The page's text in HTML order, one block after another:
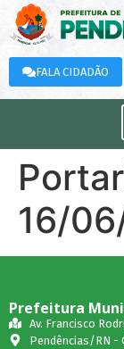
FALA CIDADÃO
16/
Prefeitura
Av. Francisco
Pendências/RN -